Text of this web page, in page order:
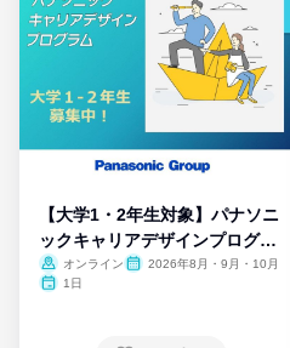
【大学1・2年生対象】パナソニ
ックキャリアデザインプログラ
ム
オンライン
2026年8月・9月・10月
1日